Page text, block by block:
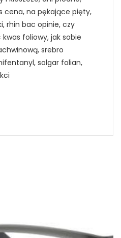
cena, na pękające pięty,
rhin bac opinie, czy
foliowy, jak sobie
srebro
solgar folian,